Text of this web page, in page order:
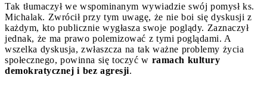
Tak tłumaczył we wspominanym wywiadzie swój pomysł ks.
Michalak. Zwrócił przy tym uwagę, że nie boi się dyskusji z
każdym, kto publicznie wygłasza swoje poglądy. Zaznaczył
jednak, że ma prawo polemizować z tymi poglądami. A
wszelka dyskusja, zwłaszcza na tak ważne problemy życia
społecznego, powinna się toczyć w ramach kultury
demokratycznej i bez agresji.